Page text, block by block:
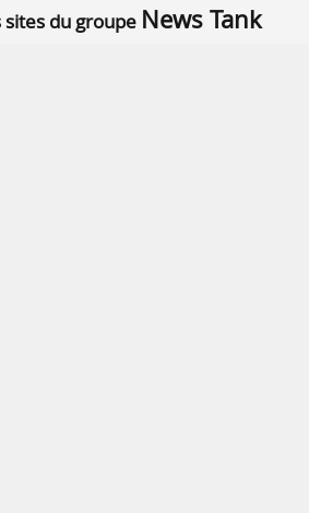
sites du groupe News Tank